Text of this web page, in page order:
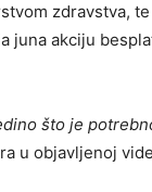
zdravstva,
juna akciju
što je
u objavljenoj